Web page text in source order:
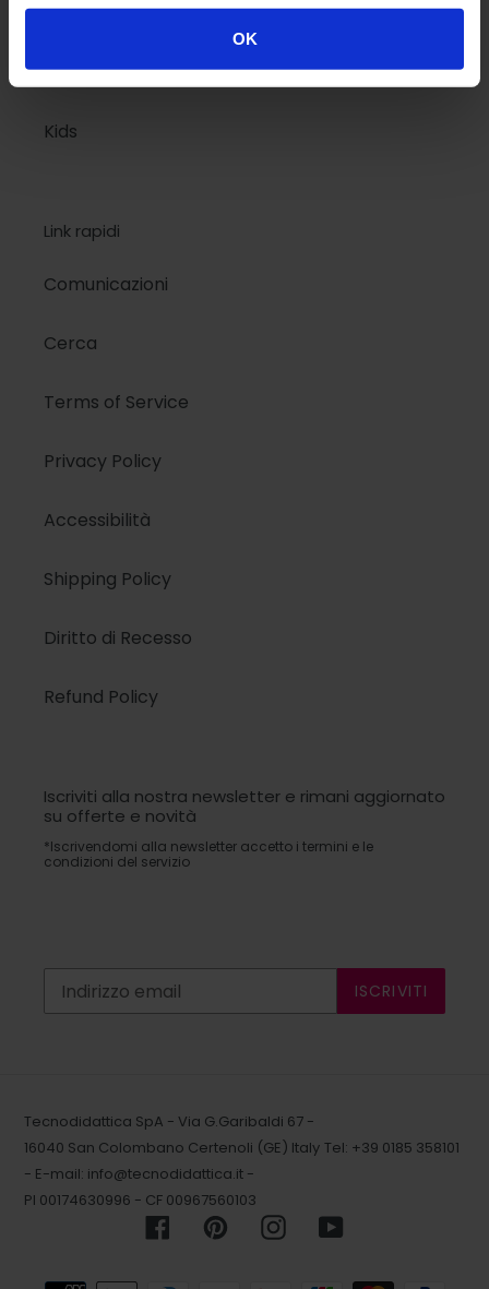
OK
Design
Colors
Kids
Link rapidi
Comunicazioni
Cerca
Terms of Service
Privacy Policy
Accessibilità
Shipping Policy
Diritto di Recesso
Refund Policy
Iscriviti alla nostra newsletter e rimani aggiornato
su offerte e novità
*Iscrivendomi alla newsletter accetto i termini e le
condizioni del servizio
ISCRIVITI
Tecnodidattica SpA - Via G.Garibaldi 67 -
16040 San Colombano Certenoli (GE) Italy Tel: +39 0185 358101
- E-mail: info@tecnodidattica.it -
PI 00174630996 - CF 00967560103
FacebookPinterestInstagram